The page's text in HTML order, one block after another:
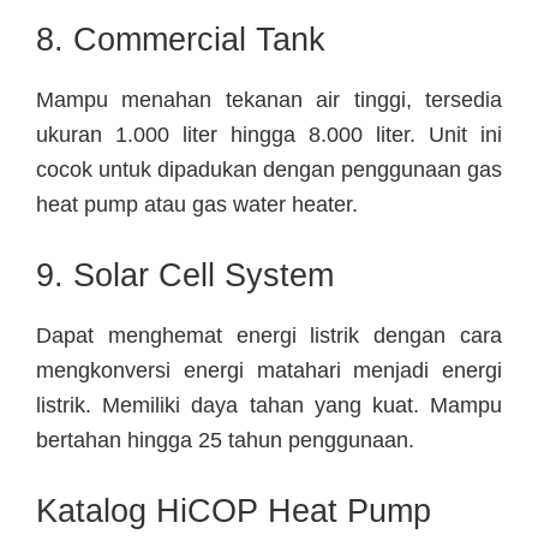
8. Commercial Tank
Mampu menahan tekanan air tinggi, tersedia
ukuran 1.000 liter hingga 8.000 liter. Unit ini
cocok untuk dipadukan dengan penggunaan gas
heat pump atau gas water heater.
9. Solar Cell System
Dapat menghemat energi listrik dengan cara
mengkonversi energi matahari menjadi energi
listrik. Memiliki daya tahan yang kuat. Mampu
bertahan hingga 25 tahun penggunaan.
Katalog HiCOP Heat Pump